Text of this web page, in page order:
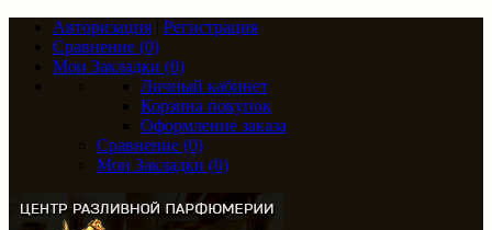
Авторизация
Регистрация
Сравнение (0)
Мои Закладки (0)
Личный кабинет
Корзина покупок
Оформление заказа
Сравнение (0)
Мои Закладки (0)